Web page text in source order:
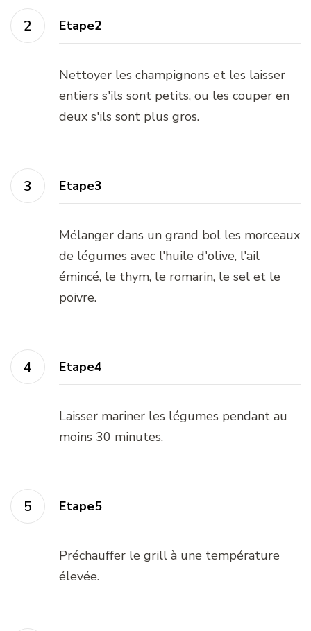
Etape2
Nettoyer les champignons et les laisser
entiers s'ils sont petits, ou les couper en
deux s'ils sont plus gros.
Etape3
Mélanger dans un grand bol les morceaux
de légumes avec l'huile d'olive, l'ail
émincé, le thym, le romarin, le sel et le
poivre.
Etape4
Laisser mariner les légumes pendant au
moins 30 minutes.
Etape5
Préchauffer le grill à une température
élevée.